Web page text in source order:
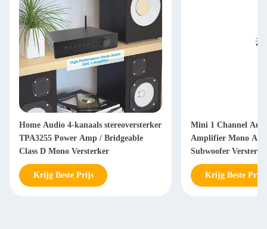
Home Audio 4-kanaals stereoversterker
TPA3255 Power Amp / Bridgeable
Class D Mono Versterker
Krijg Beste Prijs
Mini 1 Channel
Amplifier Mono
Subwoofer
Krijg Beste Prijs